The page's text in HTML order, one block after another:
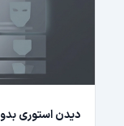
دیدن استوری